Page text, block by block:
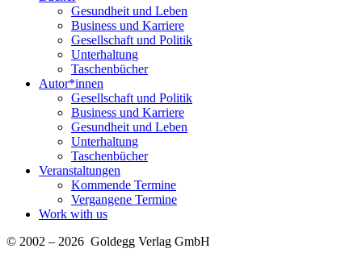
Gesundheit und Leben
Business und Karriere
Gesellschaft und Politik
Unterhaltung
Taschenbücher
Autor*innen
Gesellschaft und Politik
Business und Karriere
Gesundheit und Leben
Unterhaltung
Taschenbücher
Veranstaltungen
Kommende Termine
Vergangene Termine
Work with us
© 2002 – 2026 Goldegg Verlag GmbH